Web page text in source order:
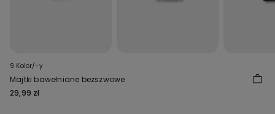
9 Kolor/-y
Majtki bawełniane bezszwowe
29,99 zł